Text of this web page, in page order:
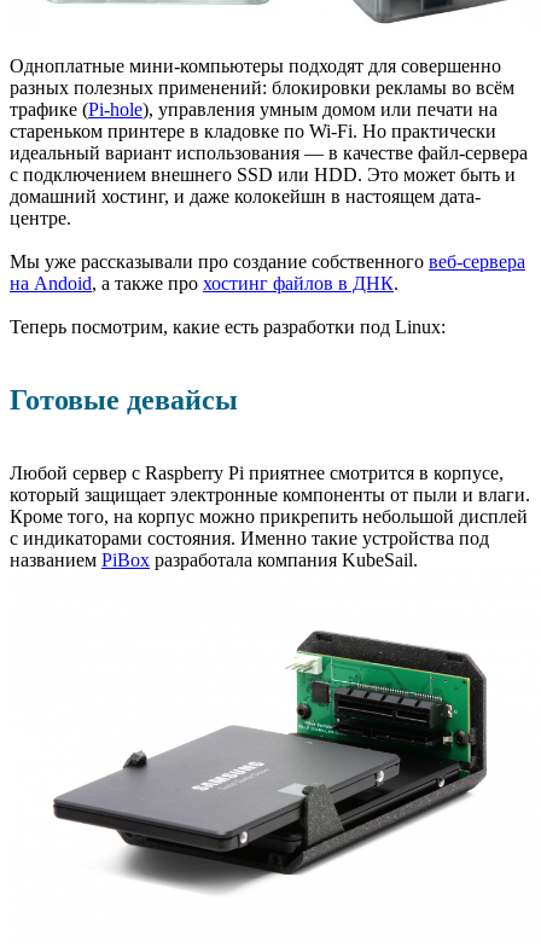
Одноплатные мини-компьютеры подходят для совершенно
разных полезных применений: блокировки рекламы во всём
трафике (Pi-hole), управления умным домом или печати на
стареньком принтере в кладовке по Wi-Fi. Но практически
идеальный вариант использования — в качестве файл-сервера
с подключением внешнего SSD или HDD. Это может быть и
домашний хостинг, и даже колокейшн в настоящем дата-
центре.
Мы уже рассказывали про создание собственного веб-сервера
на Andoid, а также про хостинг файлов в ДНК.
Теперь посмотрим, какие есть разработки под Linux:
Готовые девайсы
Любой сервер с Raspberry Pi приятнее смотрится в корпусе,
который защищает электронные компоненты от пыли и влаги.
Кроме того, на корпус можно прикрепить небольшой дисплей
с индикаторами состояния. Именно такие устройства под
названием PiBox разработала компания KubeSail.